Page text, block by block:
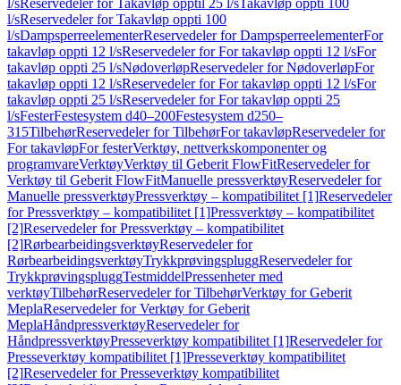
l/sReservedeler for Takavløp opptil 25 l/sTakavløp oppti 100
l/sReservedeler for Takavløp oppti 100
l/sDampsperreelementerReservedeler for DampsperreelementerFor
takavløp oppti 12 l/sReservedeler for For takavløp oppti 12 l/sFor
takavløp oppti 25 l/sNødoverløpReservedeler for NødoverløpFor
takavløp oppti 12 l/sReservedeler for For takavløp oppti 12 l/sFor
takavløp oppti 25 l/sReservedeler for For takavløp oppti 25
l/sFesterFestesystem d40–200Festesystem d250–
315TilbehørReservedeler for TilbehørFor takavløpReservedeler for
For takavløpFor festerVerktøy, nettverkskomponenter og
programvareVerktøyVerktøy til Geberit FlowFitReservedeler for
Verktøy til Geberit FlowFitManuelle pressverktøyReservedeler for
Manuelle pressverktøyPressverktøy – kompatibilitet [1]Reservedeler
for Pressverktøy – kompatibilitet [1]Pressverktøy – kompatibilitet
[2]Reservedeler for Pressverktøy – kompatibilitet
[2]RørbearbeidingsverktøyReservedeler for
RørbearbeidingsverktøyTrykkprøvingspluggReservedeler for
TrykkprøvingspluggTestmiddelPressenheter med
verktøyTilbehørReservedeler for TilbehørVerktøy for Geberit
MeplaReservedeler for Verktøy for Geberit
MeplaHåndpressverktøyReservedeler for
HåndpressverktøyPresseverktøy kompatibilitet [1]Reservedeler for
Presseverktøy kompatibilitet [1]Presseverktøy kompatibilitet
[2]Reservedeler for Presseverktøy kompatibilitet